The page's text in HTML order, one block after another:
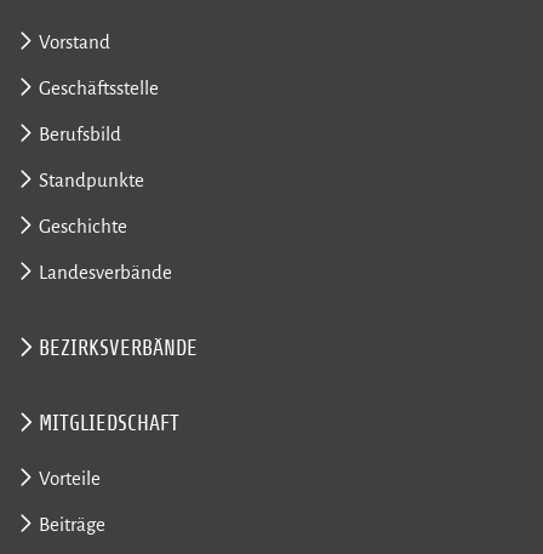
Vorstand
Geschäftsstelle
Berufsbild
Standpunkte
Geschichte
Landesverbände
BEZIRKSVERBÄNDE
MITGLIEDSCHAFT
Vorteile
Beiträge